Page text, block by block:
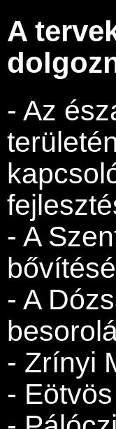
A
- Az
- A
- A
- Zrínyi
-